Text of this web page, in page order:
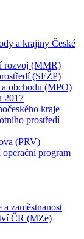
a krajiny České
rozvoj (MMR)
(SFŽP)
obchodu (MPO)
2017
kraje
prostředí
(PRV)
program
zaměstnanost
ČR (MZe)